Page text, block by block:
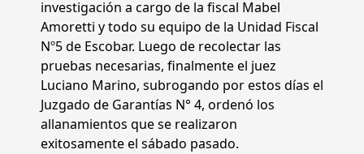
investigación a cargo de la fiscal Mabel
Amoretti y todo su equipo de la Unidad Fiscal
Nº5 de Escobar. Luego de recolectar las
pruebas necesarias, finalmente el juez
Luciano Marino, subrogando por estos días el
Juzgado de Garantías N° 4, ordenó los
allanamientos que se realizaron
exitosamente el sábado pasado.